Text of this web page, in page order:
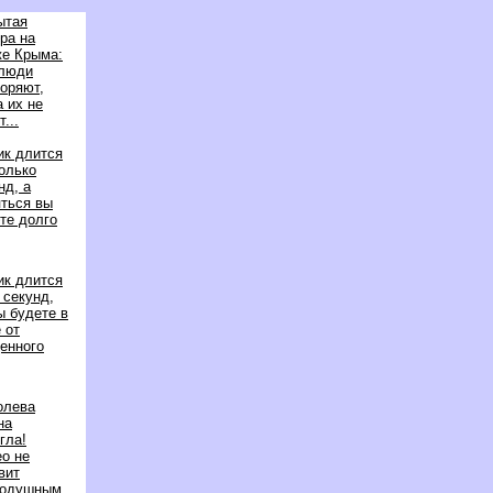
на
Крыма:
их не
длится
а
вы
долго
длится
будете
от
не